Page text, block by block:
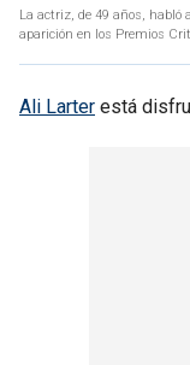
La actriz, de 49 años,
aparición en los Premios
Ali Larter está